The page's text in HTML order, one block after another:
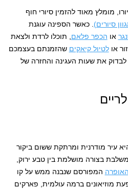
מומלץ מאוד להזמין סיורי חוף
סיורים). כאשר הספינה עוגנת
או הכפר פלאם, תוכלו לרדת ולצאת
אולטיול קיאקים שהזמנתם בעצמכם
את שעות העגינה והחזרה של
עיר מודרנית ומרתקת ששום ביקור
בצורה מושלמת בין טבע ירוק,
המפורסם שנבנה ממש על קו
מוזיאונים ברמה עולמית, פארקים